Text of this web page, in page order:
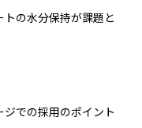
の水分保持が課題と
での採用のポイント